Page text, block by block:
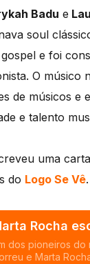
Badu e
soul
e foi
O músico
de músicos e
e talento
uma
do Logo Se Vê.
Rocha
a
dos pioneiros do
e Marta